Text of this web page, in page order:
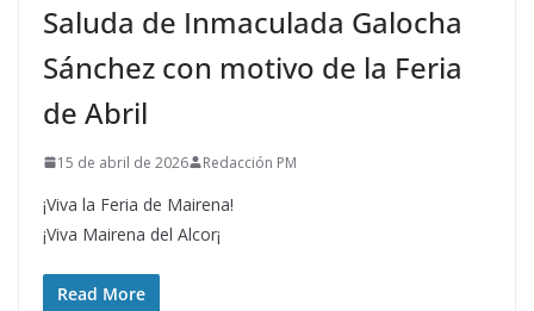
Saluda de Inmaculada Galocha
Sánchez con motivo de la Feria
de Abril
15 de abril de 2026 Redacción PM
¡Viva la Feria de Mairena!
¡Viva Mairena del Alcor¡
Read More